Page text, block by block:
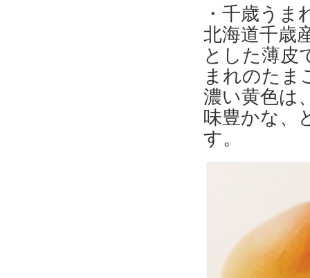
・千歳う
北海道千歳
とした薄皮
まれのたま
濃い黄色は
味豊かな、
す。